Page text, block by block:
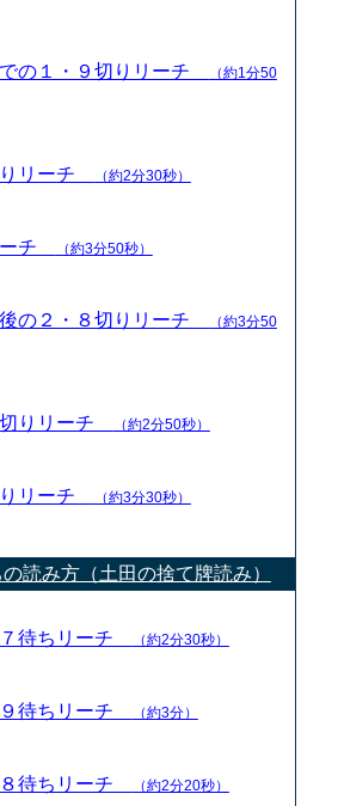
の１・９切りリーチ
（約1分50
りリーチ （約2分30秒）
ーチ （約3分50秒）
の２・８切りリーチ
（約3分50
切りリーチ （約2分50秒）
りリーチ （約3分30秒）
読み方（土田の捨て牌読み）
待ちリーチ （約2分30秒）
待ちリーチ （約3分）
待ちリーチ （約2分20秒）